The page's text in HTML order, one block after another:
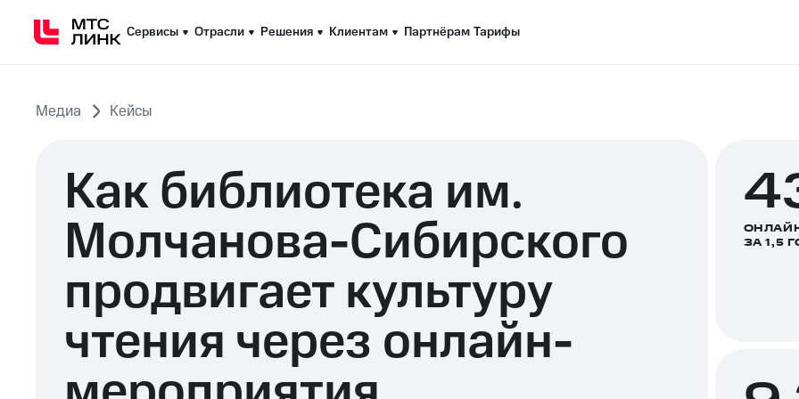
Сервисы Отрасли Решения Клиентам Партнёрам Тарифы
Сервисы Отрасли Решения Клиентам Партнёрам Тарифы
Медиа Кейсы
Как библиотека им.
Молчанова-Сибирского
продвигает культуру
чтения через онлайн-
ЗА 1,5